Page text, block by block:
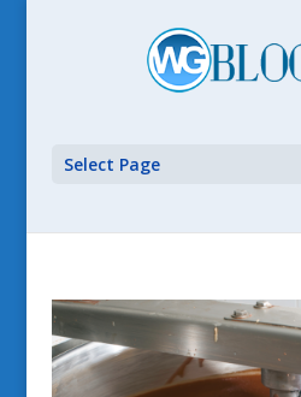
Select Page